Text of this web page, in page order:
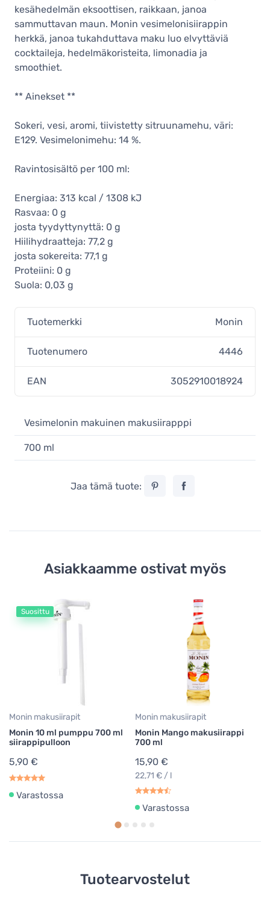
kesähedelmän eksoottisen, raikkaan, janoa
sammuttavan maun. Monin vesimelonisiirappin
herkkä, janoa tukahduttava maku luo elvyttäviä
cocktaileja, hedelmäkoristeita, limonadia ja
smoothiet.
** Ainekset **
Sokeri, vesi, aromi, tiivistetty sitruunamehu, väri:
E129. Vesimelonimehu: 14 %.
Ravintosisältö per 100 ml:
Energiaa: 313 kcal / 1308 kJ
Rasvaa: 0 g
josta tyydyttynyttä: 0 g
Hiilihydraatteja: 77,2 g
josta sokereita: 77,1 g
Proteiini: 0 g
Suola: 0,03 g
Tuotemerkki Monin
Tuotenumero 4446
EAN 3052910018924
Vesimelonin makuinen makusiirapppi
700 ml
Jaa tämä tuote:
Asiakkaamme ostivat myös
Suosittu
Monin makusiirapit
Monin 10 ml pumppu 700 ml
siirappipulloon
5,90 €
Varastossa
Monin makusiirapit
Monin Mango makusiirappi
700 ml
15,90 €
22,71 € / l
Varastossa
Tuotearvostelut